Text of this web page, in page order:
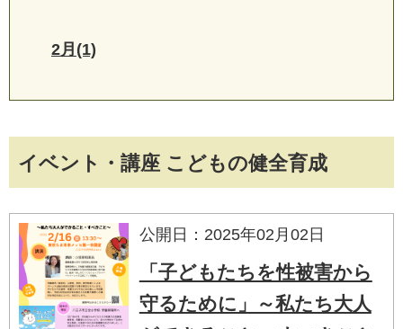
イベント・講座 こどもの健全育成
公開日：2025年02月02日
「子どもたちを性被害から
守るために」～私たち大人
2月(1)